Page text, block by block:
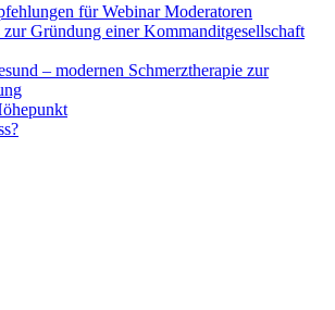
für Webinar Moderatoren
zur Gründung einer Kommanditgesellschaft
– modernen Schmerztherapie zur